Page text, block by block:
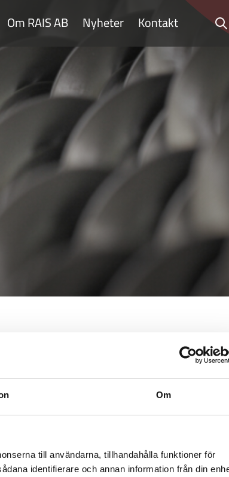
Om
till användarna, tillhandahålla funktioner för
identifierare och annan information från din
Om RAIS AB Nyheter Kontakt